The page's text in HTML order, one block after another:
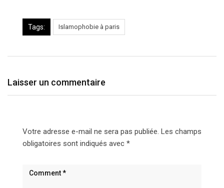
Tags: Islamophobie à paris
Laisser un commentaire
Votre adresse e-mail ne sera pas publiée. Les champs
obligatoires sont indiqués avec *